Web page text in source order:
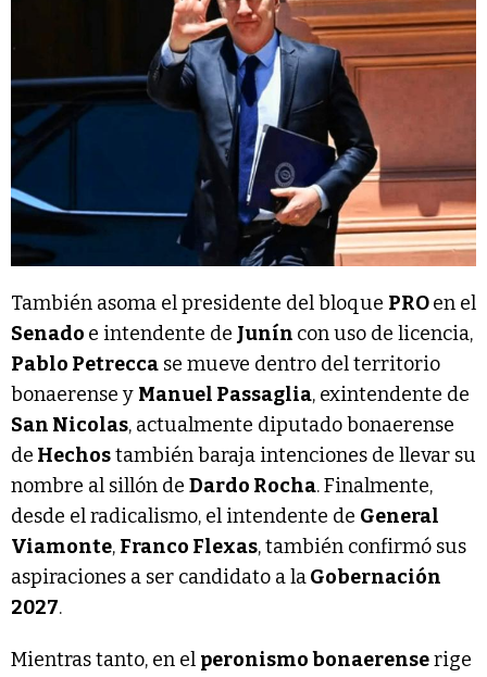
También asoma el presidente del bloque PROen el
Senado e intendente de Junín con uso de licencia,
Pablo Petrecca se mueve dentro del territorio
bonaerense y Manuel Passaglia, exintendente de
San Nicolas, actualmente diputado bonaerense
de Hechostambién baraja intenciones de llevar su
nombre al sillón de Dardo Rocha. Finalmente,
desde el radicalismo, el intendente de General
Viamonte, Franco Flexas, también confirmó sus
aspiraciones a ser candidato a laGobernación
2027.
Mientras tanto, en el peronismo bonaerenserige